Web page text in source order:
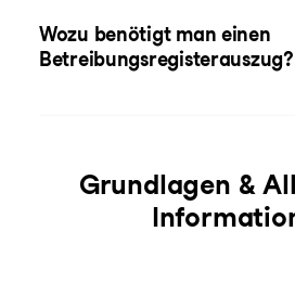
Wozu benötigt man einen
Betreibungsregisterauszug?
Grundlagen &